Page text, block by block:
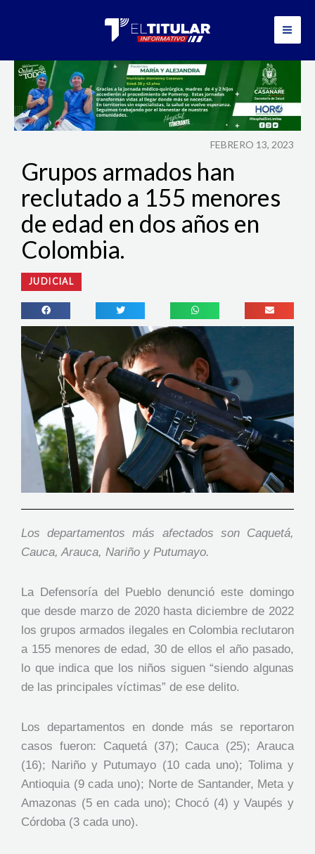
FEBRERO 13, 2023
Grupos armados han
reclutado a 155 menores
de edad en dos años en
Colombia.
JUDICIAL
Los departamentos más afectados son Caquetá,
Cauca, Arauca, Nariño y Putumayo.
La Defensoría del Pueblo denunció este domingo
que desde marzo de 2020 hasta diciembre de 2022
los grupos armados ilegales en Colombia reclutaron
a 155 menores de edad, 30 de ellos el año pasado,
lo que indica que los niños siguen “siendo algunas
de las principales víctimas” de ese delito.
Los departamentos en donde más se reportaron
casos fueron: Caquetá (37); Cauca (25); Arauca
(16); Nariño y Putumayo (10 cada uno); Tolima y
Antioquia (9 cada uno); Norte de Santander, Meta y
Amazonas (5 en cada uno); Chocó (4) y Vaupés y
Córdoba (3 cada uno).